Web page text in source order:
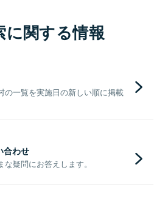
に関する情報
の一覧を実施日の新しい順に掲載
合わせ
疑問にお答えします。